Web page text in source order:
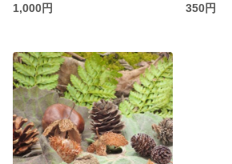
1,000円
350円